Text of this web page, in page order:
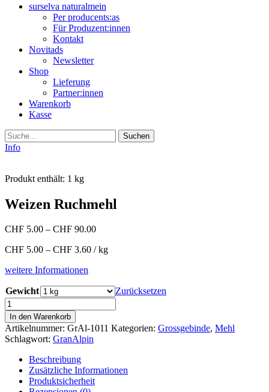
surselva naturalmein
Per producents:as
Für Produzent:innen
Kontakt
Novitads
Newsletter
Shop
Lieferung
Partner:innen
Warenkorb
Kasse
Suche
Info
Produkt enthält: 1 kg
Weizen Ruchmehl
CHF 5.00 – CHF 90.00
CHF 5.00 – CHF 3.60 /kg
weitere Informationen
Gewicht
Zurücksetzen
Weizen
Ruchmehl
Menge
In den Warenkorb
Artikelnummer: GrAl-1011 Kategorien: Grossgebinde, Mehl
Schlagwort: GranAlpin
Beschreibung
Zusätzliche Informationen
Produktsicherheit